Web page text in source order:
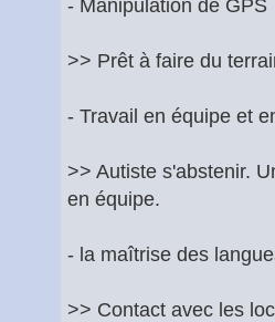
- Manipulation de GPS
>> Prêt à faire du
- Travail en équipe et
>> Autiste s'abstenir.
en équipe.
- la maîtrise des
>> Contact avec les